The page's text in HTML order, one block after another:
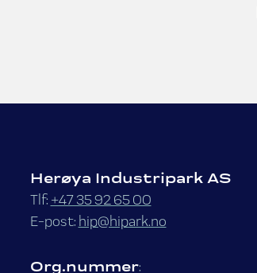
Herøya Industripark AS
Tlf: +47 35 92 65 00
E-post: hip@hipark.no
Org.nummer: